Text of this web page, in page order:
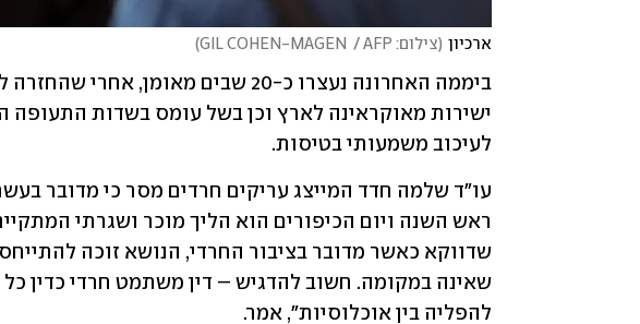
ארכיון (צילום: GIL COHEN-MAGEN  / AFP )
לעיכוב משמעותי בטיסות.
להפליה בין אוכלוסיות", אמר.